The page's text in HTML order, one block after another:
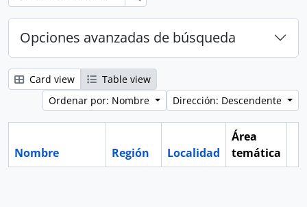
Opciones avanzadas de búsqueda
Card view
Table view
Ordenar por: Nombre
Dirección: Descendente
Nombre Región Localidad
Área
temática